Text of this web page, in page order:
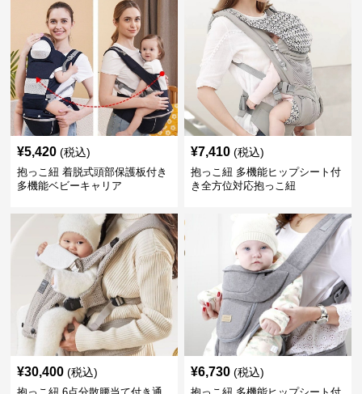
¥5,420 (税込)
抱っこ紐 着脱式頭部保護板付き
多機能ベビーキャリア
¥7,410 (税込)
抱っこ紐 多機能ヒップシート付
き全方位対応抱っこ紐
¥30,400 (税込) ¥6,730 (税込)